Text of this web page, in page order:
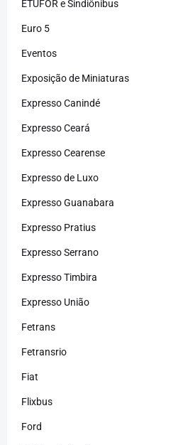
ETUFOR e Sindiônibus
Euro 5
Eventos
Exposição de Miniaturas
Expresso Canindé
Expresso Ceará
Expresso Cearense
Expresso de Luxo
Expresso Guanabara
Expresso Pratius
Expresso Serrano
Expresso Timbira
Expresso União
Fetrans
Fetransrio
Fiat
Flixbus
Ford